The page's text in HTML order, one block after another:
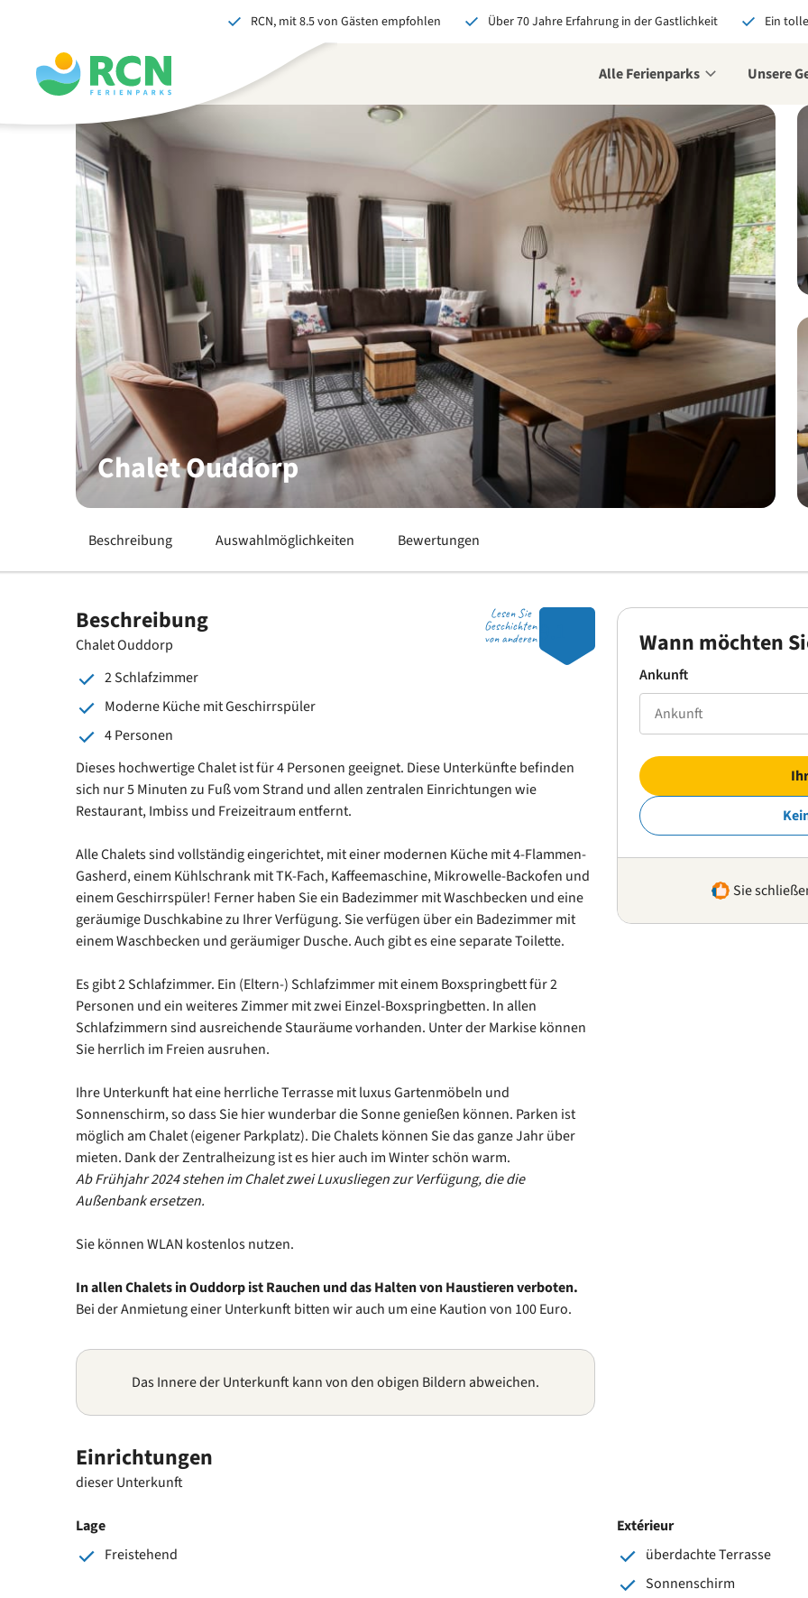
springen
springen
springen
springen
RCN, mit 8.5 von Gästen empfohlen Über 70 Jahre Erfahrung in der Gastlichkeit Ein
Alle Ferienparks Unsere
Chalet Ouddorp
Beschreibung Auswahlmöglichkeiten Bewertungen
Lesen Sie
Geschichten
von anderen
Beschreibung
Chalet Ouddorp
2 Schlafzimmer
Moderne Küche mit Geschirrspüler
4 Personen
Dieses hochwertige Chalet ist für 4 Personen geeignet. Diese Unterkünfte befinden
sich nur 5 Minuten zu Fuß vom Strand und allen zentralen Einrichtungen wie
Restaurant, Imbiss und Freizeitraum entfernt.
Alle Chalets sind vollständig eingerichtet, mit einer modernen Küche mit 4-Flammen-
Gasherd, einem Kühlschrank mit TK-Fach, Kaffeemaschine, Mikrowelle-Backofen und
einem Geschirrspüler! Ferner haben Sie ein Badezimmer mit Waschbecken und eine
geräumige Duschkabine zu Ihrer Verfügung. Sie verfügen über ein Badezimmer mit
einem Waschbecken und geräumiger Dusche. Auch gibt es eine separate Toilette.
Es gibt 2 Schlafzimmer. Ein (Eltern-) Schlafzimmer mit einem Boxspringbett für 2
Personen und ein weiteres Zimmer mit zwei Einzel-Boxspringbetten. In allen
Schlafzimmern sind ausreichende Stauräume vorhanden. Unter der Markise können
Sie herrlich im Freien ausruhen.
Ihre Unterkunft hat eine herrliche Terrasse mit luxus Gartenmöbeln und
Sonnenschirm, so dass Sie hier wunderbar die Sonne genießen können. Parken ist
möglich am Chalet (eigener Parkplatz). Die Chalets können Sie das ganze Jahr über
mieten. Dank der Zentralheizung ist es hier auch im Winter schön warm.
Ab Frühjahr 2024 stehen im Chalet zwei Luxusliegen zur Verfügung, die die
Außenbank ersetzen.
Sie können WLAN kostenlos nutzen.
In allen Chalets in Ouddorp ist Rauchen und das Halten von Haustieren verboten.
Bei der Anmietung einer Unterkunft bitten wir auch um eine Kaution von 100 Euro.
Das Innere der Unterkunft kann von den obigen Bildern abweichen.
Wann möchten
Ankunft
Sie
Einrichtungen
dieser Unterkunft
Lage
Freistehend
Extérieur
überdachte Terrasse
Sonnenschirm